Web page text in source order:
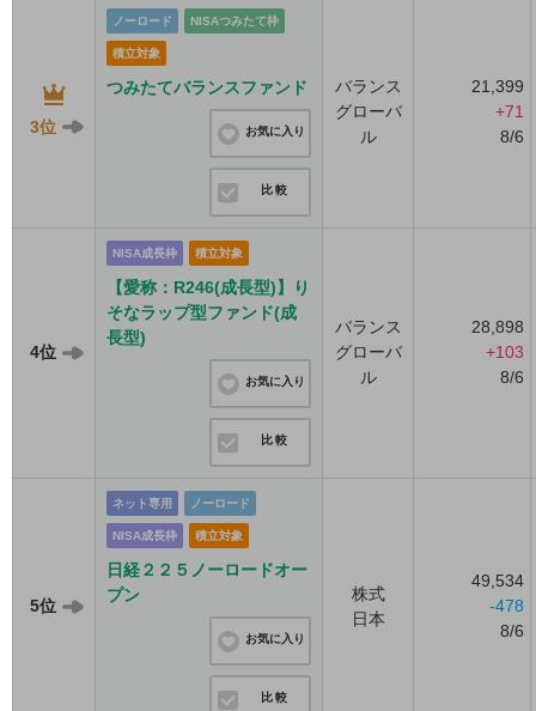
3位
ノーロード NISAつみたて枠
積立対象
つみたてバランスファンド
お気に入り
比較
バランス
グローバ
ル
21,399
+71
8/6
4位
NISA成長枠 積立対象
【愛称：R246(成長型)】り
そなラップ型ファンド(成
長型)
お気に入り
比較
バランス
グローバ
ル
28,898
+103
8/6
5位
ネット専用 ノーロード
NISA成長枠 積立対象
日経２２５ノーロードオー
プン
お気に入り
比較
株式
日本
49,534
-478
8/6